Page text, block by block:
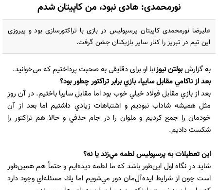
نورمحمدی: هادی نبود، من کاپیتان شدم
علیرضا نورمحمدی کاپیتان پرسپولیس در بازی با تراکتورسازی بود و پیروزی
این تیم در تبریز را کنار سایر بازیکنان جشن گرفت.
به گزارشبولتن نیوز؛با او برای دقایقی به صحبت پرداختیم که می‌خوانید.
بعد از ناكامي مقابل سايپا، بازي برابر تراكتور چطور بود؟
بعد از بازي مقابل فولاد خيلي خوب بود اما مقابل سايپا باختيم. در آن روز
مثل هميشه شاداب نبوديم و اشتباهات زيادي داشتيم اما بعد از آن
خودمان را جمع كرديم و ملوان را در جام ‌حذفي و حالا هم تراكتور را
شكست داديم.
اين تعطيلات به پرسپوليس لطمه مي‌زند يا نه؟
شايد در نگاه اول اين‌طور باشد كه ما لطمه ديده‌ايم و حتماً هم همين‌طور
است چون از شرايط ايده‌آل‌مان دور مي‌شويم اما يك مسئله‌اي وجود دارد